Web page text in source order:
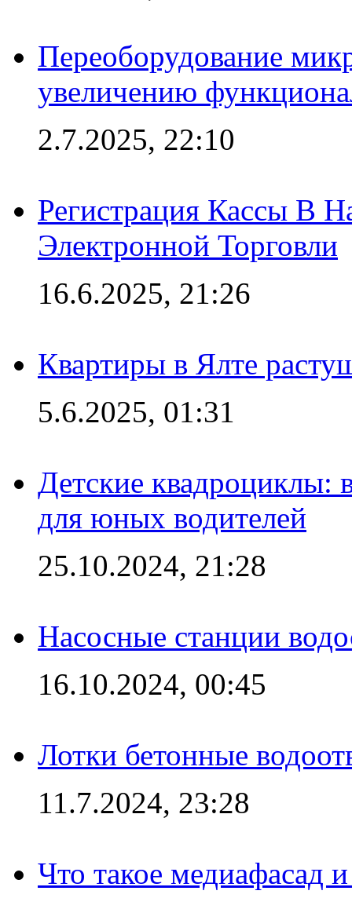
Переоборудование
увеличению
2.7.2025, 22:10
Регистрация Кассы В
Электронной Торговли
16.6.2025, 21:26
Квартиры в Ялте
5.6.2025, 01:31
Детские квадроциклы:
для юных водителей
25.10.2024, 21:28
Насосные станции
16.10.2024, 00:45
Лотки бетонные
11.7.2024, 23:28
Что такое медиафасад